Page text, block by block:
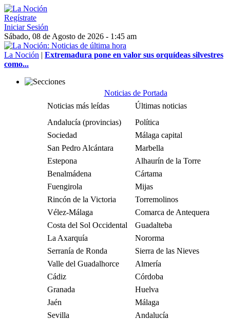
Regístrate
Iniciar Sesión
Sábado, 08 de Agosto de 2026 - 1:45 am
La Noción | Extremadura pone en valor sus orquídeas silvestres
como...
Noticias de Portada
Noticias más leídas
Últimas noticias
Andalucía (provincias)
Política
Sociedad
Málaga capital
San Pedro Alcántara
Marbella
Estepona
Alhaurín de la Torre
Benalmádena
Cártama
Fuengirola
Mijas
Rincón de la Victoria
Torremolinos
Vélez-Málaga
Comarca de Antequera
Costa del Sol Occidental
Guadalteba
La Axarquía
Nororma
Serranía de Ronda
Sierra de las Nieves
Valle del Guadalhorce
Almería
Cádiz
Córdoba
Granada
Huelva
Jaén
Málaga
Sevilla
Andalucía